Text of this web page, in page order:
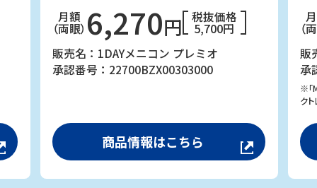
月額
（両眼） 6,270円 税抜価格
5,700円
販売名：1DAYメニコン プレミオ
承認番号：22700BZX00303000
商品情報はこちら
（
販
承
※「
ク